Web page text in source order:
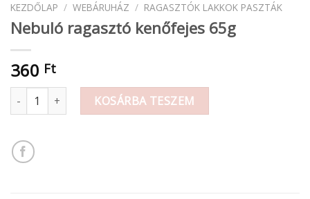
KEZDŐLAP / WEBÁRUHÁZ / RAGASZTÓK LAKKOK PASZTÁK
Nebuló ragasztó kenőfejes 65g
360 Ft
Nebuló ragasztó kenőfejes 65g mennyiség
KOSÁRBA TESZEM